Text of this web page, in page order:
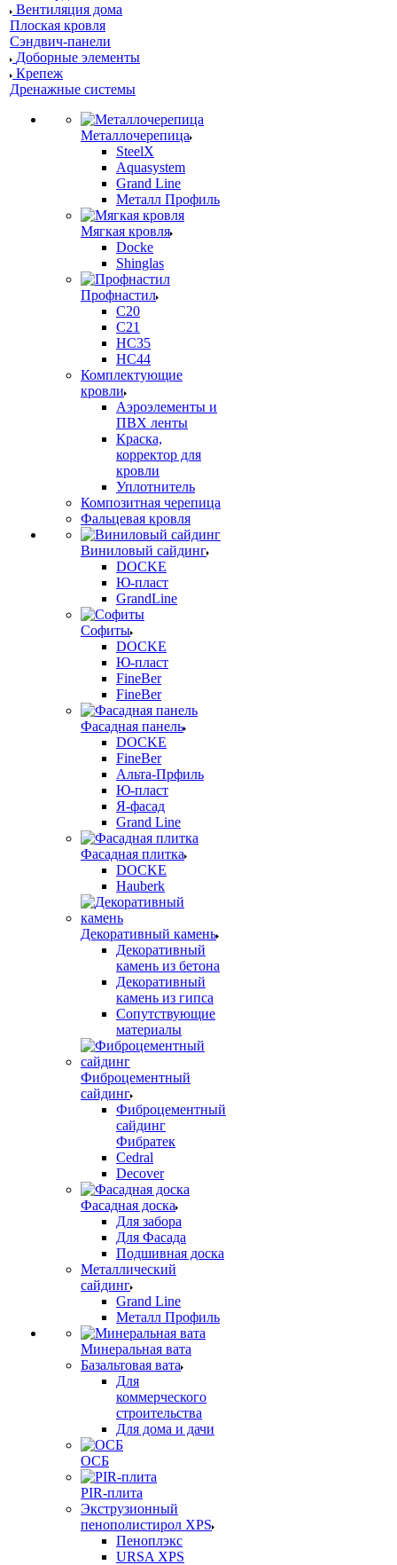
Вентиляция дома
Плоская кровля
Сэндвич-панели
Доборные элементы
Крепеж
Дренажные системы
Металлочерепица
SteelX
Aquasystem
Grand Line
Металл Профиль
Мягкая кровля
Docke
Shinglas
Профнастил
C20
C21
НС35
НС44
Комплектующие
кровли
Аэроэлементы и
ПВХ ленты
Краска,
корректор для
кровли
Уплотнитель
Композитная черепица
Фальцевая кровля
Виниловый сайдинг
DOCKE
Ю-пласт
GrandLine
Софиты
DOCKE
Ю-пласт
FineBer
FineBer
Фасадная панель
DOCKE
FineBer
Альта-Прфиль
Ю-пласт
Я-фасад
Grand Line
Фасадная плитка
DOCKE
Hauberk
Декоративный камень
Декоративный
камень из бетона
Декоративный
камень из гипса
Сопутствующие
материалы
Фиброцементный
сайдинг
Фиброцементный
сайдинг
Фибратек
Cedral
Decover
Фасадная доска
Для забора
Для Фасада
Подшивная доска
Металлический
сайдинг
Grand Line
Металл Профиль
Минеральная вата
Базальтовая вата
Для
коммерческого
строительства
Для дома и дачи
ОСБ
PIR-плита
Экструзионный
пенополистирол XPS
Пеноплэкс
URSA XPS